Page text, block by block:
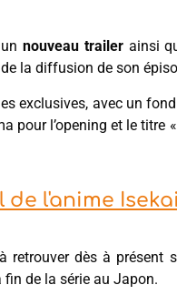
nouveau trailerainsi
la diffusion de son
exclusives, avec un
pour l’opening et le titre «
l'anime
retrouver dès à présent
de la série au Japon.